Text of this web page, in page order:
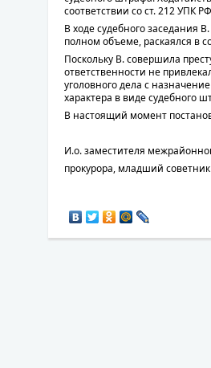
соответствии со ст. 212 УПК
В ходе судебного заседания
полном объеме, раскаялся в
Поскольку В. совершила
ответственности не
уголовного дела с
характера в виде судебного
В настоящий момент
И.о. заместителя
прокурора, младший